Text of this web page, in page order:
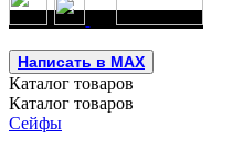
Написать в MAX
Каталог товаров
Каталог товаров
Сейфы